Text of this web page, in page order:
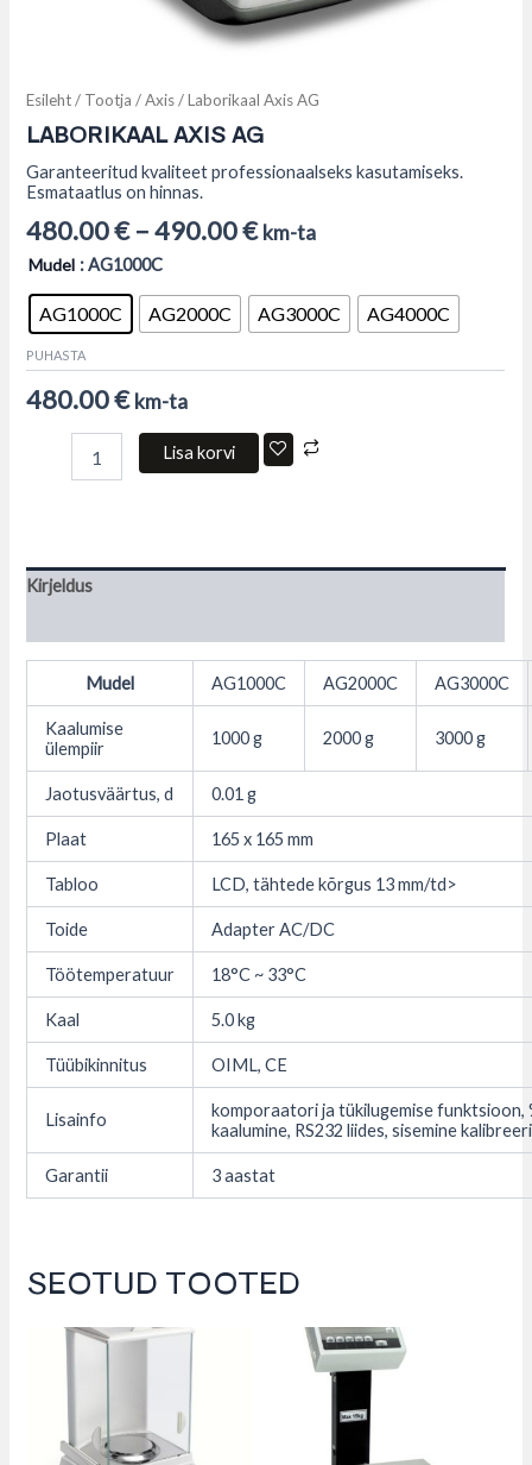
Esileht/ Tootja /Axis/ Laborikaal Axis AG
LABORIKAAL AXIS AG
Garanteeritud kvaliteet professionaalseks kasutamiseks.
Esmataatlus on hinnas.
480.00€–490.00€ km-ta
Mudel : AG1000C
AG1000C AG2000C AG3000C AG4000C
PUHASTA
480.00€ km-ta
Lisa korvi
Kirjeldus
Mudel AG1000C AG2000C AG3000C
Kaalumise
ülempiir
1000 g 2000 g 3000 g
Jaotusväärtus, d 0.01 g
Plaat 165 x 165 mm
Tabloo LCD, tähtede kõrgus 13 mm/td>
Toide Adapter AC/DC
Töötemperatuur 18°C ~ 33°C
Kaal 5.0 kg
Tüübikinnitus OIML, CE
Lisainfo
komporaatori ja tükilugemise funktsioon,
kaalumine, RS232 liides, sisemine
Garantii 3 aastat
SEOTUD TOOTED